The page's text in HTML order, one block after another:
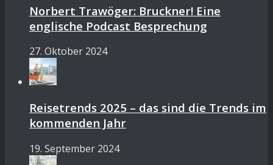
Norbert Trawöger: Bruckner! Eine
englische Podcast Besprechung
27. Oktober 2024
Reisetrends 2025 – das sind die Trends im
kommenden Jahr
19. September 2024